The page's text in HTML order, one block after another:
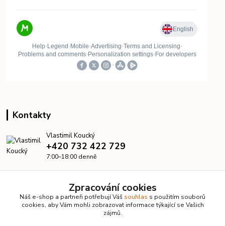
Kontakty
Vlastimil Koucký
+420 732 422 729
7:00–18:00 denně
Zpracování cookies
Náš e-shop a partneři potřebují Váš souhlas s použitím souborů
cookies, aby Vám mohli zobrazovat informace týkající se Vašich
zájmů.